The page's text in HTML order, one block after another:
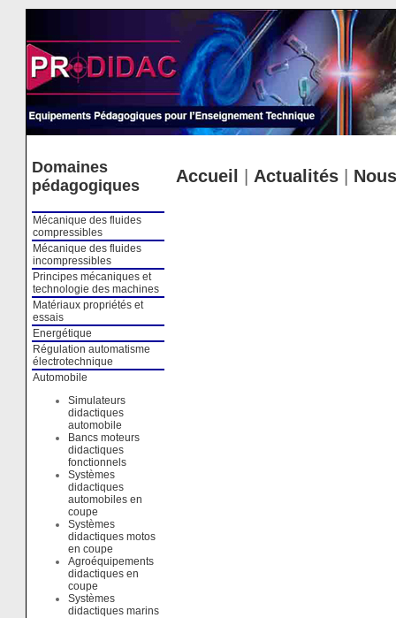
Domaines
pédagogiques
Mécanique des fluides
compressibles
Mécanique des fluides
incompressibles
Principes mécaniques et
technologie des machines
Matériaux propriétés et
essais
Energétique
Régulation automatisme
électrotechnique
Automobile
Simulateurs
didactiques
automobile
Bancs moteurs
didactiques
fonctionnels
Systèmes
didactiques
automobiles en
coupe
Systèmes
didactiques motos
en coupe
Agroéquipements
didactiques en
coupe
Systèmes
didactiques marins
Accueil Actualités|
Cookies management panel